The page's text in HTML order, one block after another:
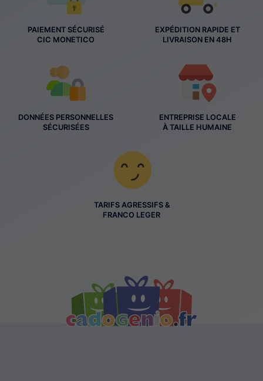
PAIEMENT SÉCURISÉ
CIC MONETICO
EXPÉDITION RAPIDE ET
LIVRAISON EN 48H
DONNÉES PERSONNELLES
SÉCURISÉES
ENTREPRISE LOCALE
À TAILLE HUMAINE
TARIFS AGRESSIFS &
FRANCO LEGER